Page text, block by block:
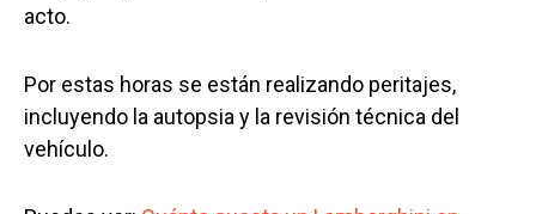
acto.
Por estas horas se están realizando peritajes,
incluyendo la autopsia y la revisión técnica del
vehículo.